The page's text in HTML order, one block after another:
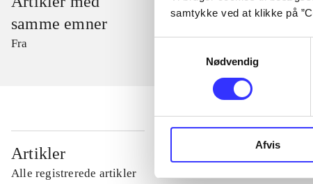
samtykke ved at klikke på
Nødvendig
Afvis
samme emner
Fra
Artikler
Alle registrerede artikler